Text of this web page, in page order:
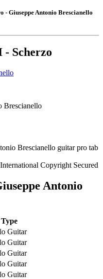
- Giuseppe Antonio Brescianello
Scherzo
Brescianello
Copyright Secured
Antonio
Type
Guitar
Guitar
Guitar
Guitar
Guitar